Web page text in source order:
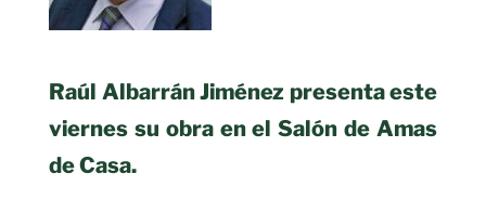
Raúl Albarrán Jiménez presenta este
viernes su obra en el Salón de Amas
de Casa.